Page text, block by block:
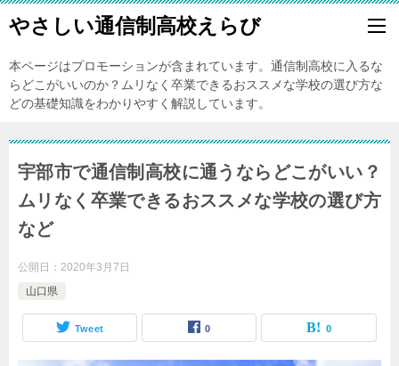
やさしい通信制高校えらび
本ページはプロモーションが含まれています。通信制高校に入るな
らどこがいいのか？ムリなく卒業できるおススメな学校の選び方な
どの基礎知識をわかりやすく解説しています。
宇部市で通信制高校に通うならどこがいい？
ムリなく卒業できるおススメな学校の選び方
など
公開日： 2020年3月7日
山口県
Tweet 0 0